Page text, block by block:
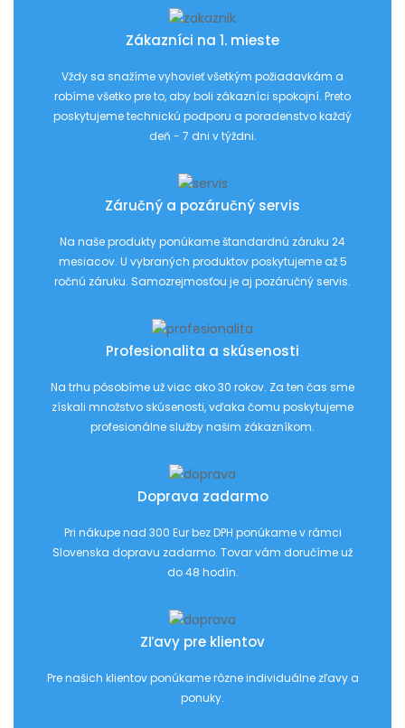
Zákazníci na 1. mieste
Vždy sa snažíme vyhovieť všetkým požiadavkám a
robíme všetko pre to, aby boli zákazníci spokojní. Preto
poskytujeme technickú podporu a poradenstvo každý
deň - 7 dni v týždni.
Záručný a pozáručný servis
Na naše produkty ponúkame štandardnú záruku 24
mesiacov. U vybraných produktov poskytujeme až 5
ročnú záruku. Samozrejmosťou je aj pozáručný servis.
Profesionalita a skúsenosti
Na trhu pôsobíme už viac ako 30 rokov. Za ten čas sme
získali množstvo skúsenosti, vďaka čomu poskytujeme
profesionálne služby našim zákazníkom.
Doprava zadarmo
Pri nákupe nad 300 Eur bez DPH ponúkame v rámci
Slovenska dopravu zadarmo. Tovar vám doručíme už
do 48 hodín.
Zľavy pre klientov
Pre našich klientov ponúkame rôzne individuálne zľavy a
ponuky.